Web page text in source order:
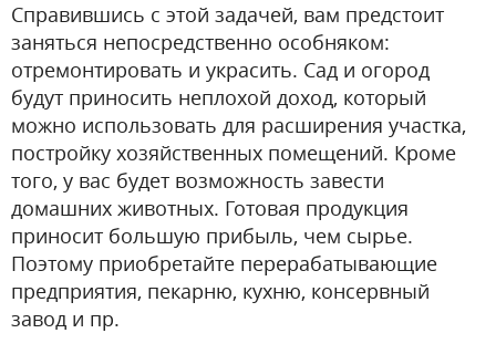
Справившись с этой задачей, вам предстоит
заняться непосредственно особняком:
отремонтировать и украсить. Сад и огород
будут приносить неплохой доход, который
можно использовать для расширения участка,
постройку хозяйственных помещений. Кроме
того, у вас будет возможность завести
домашних животных. Готовая продукция
приносит большую прибыль, чем сырье.
Поэтому приобретайте перерабатывающие
предприятия, пекарню, кухню, консервный
завод и пр.